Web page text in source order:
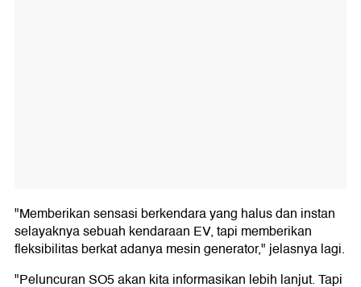
"Memberikan sensasi berkendara yang halus dan instan
selayaknya sebuah kendaraan EV, tapi memberikan
fleksibilitas berkat adanya mesin generator," jelasnya lagi.
"Peluncuran SO5 akan kita informasikan lebih lanjut. Tapi